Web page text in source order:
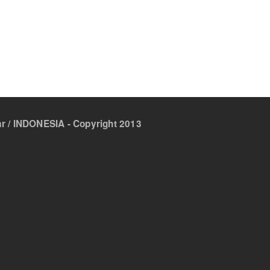
/ INDONESIA - Copyright 2013